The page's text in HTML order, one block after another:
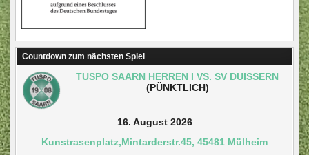
Countdown zum nächsten Spiel
TUSPO SAARN HERREN I VS. SV DUISSERN
(PÜNKTLICH)
16. August 2026
Kunstrasenplatz,Mintarderstr.45, 45481 Mülheim